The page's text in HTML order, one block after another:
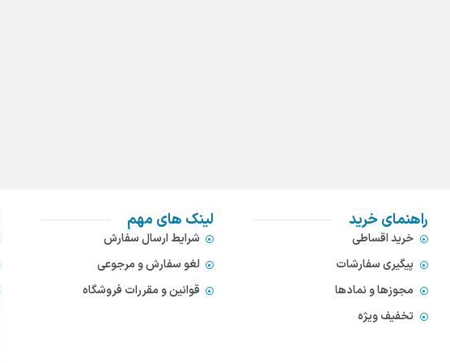
راهنمای خرید
خرید اقساطی
پیگیری سفارشات
مجوزها و نمادها
تخفیف ویژه
لینک های مهم
شرایط ارسال سفارش
لغو سفارش و مرجوعی
قوانین و مقررات فروشگاه